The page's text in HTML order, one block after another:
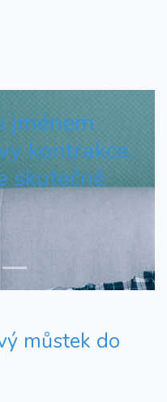
jménem
kontrakce.
skutečně
můstek do